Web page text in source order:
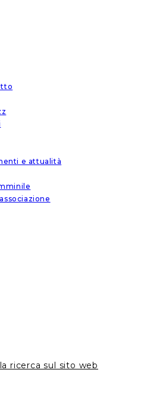
e attualità
ricerca sul sito web